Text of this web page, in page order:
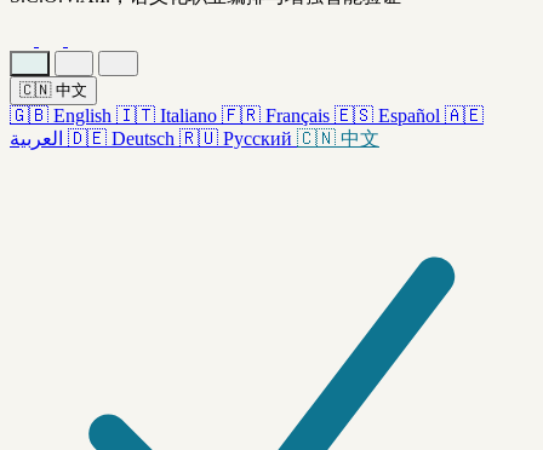
🇨🇳 中文
🇬🇧 English 🇮🇹 Italiano 🇫🇷 Français 🇪🇸 Español 🇦🇪
العربية 🇩🇪 Deutsch 🇷🇺 Русский 🇨🇳 中文